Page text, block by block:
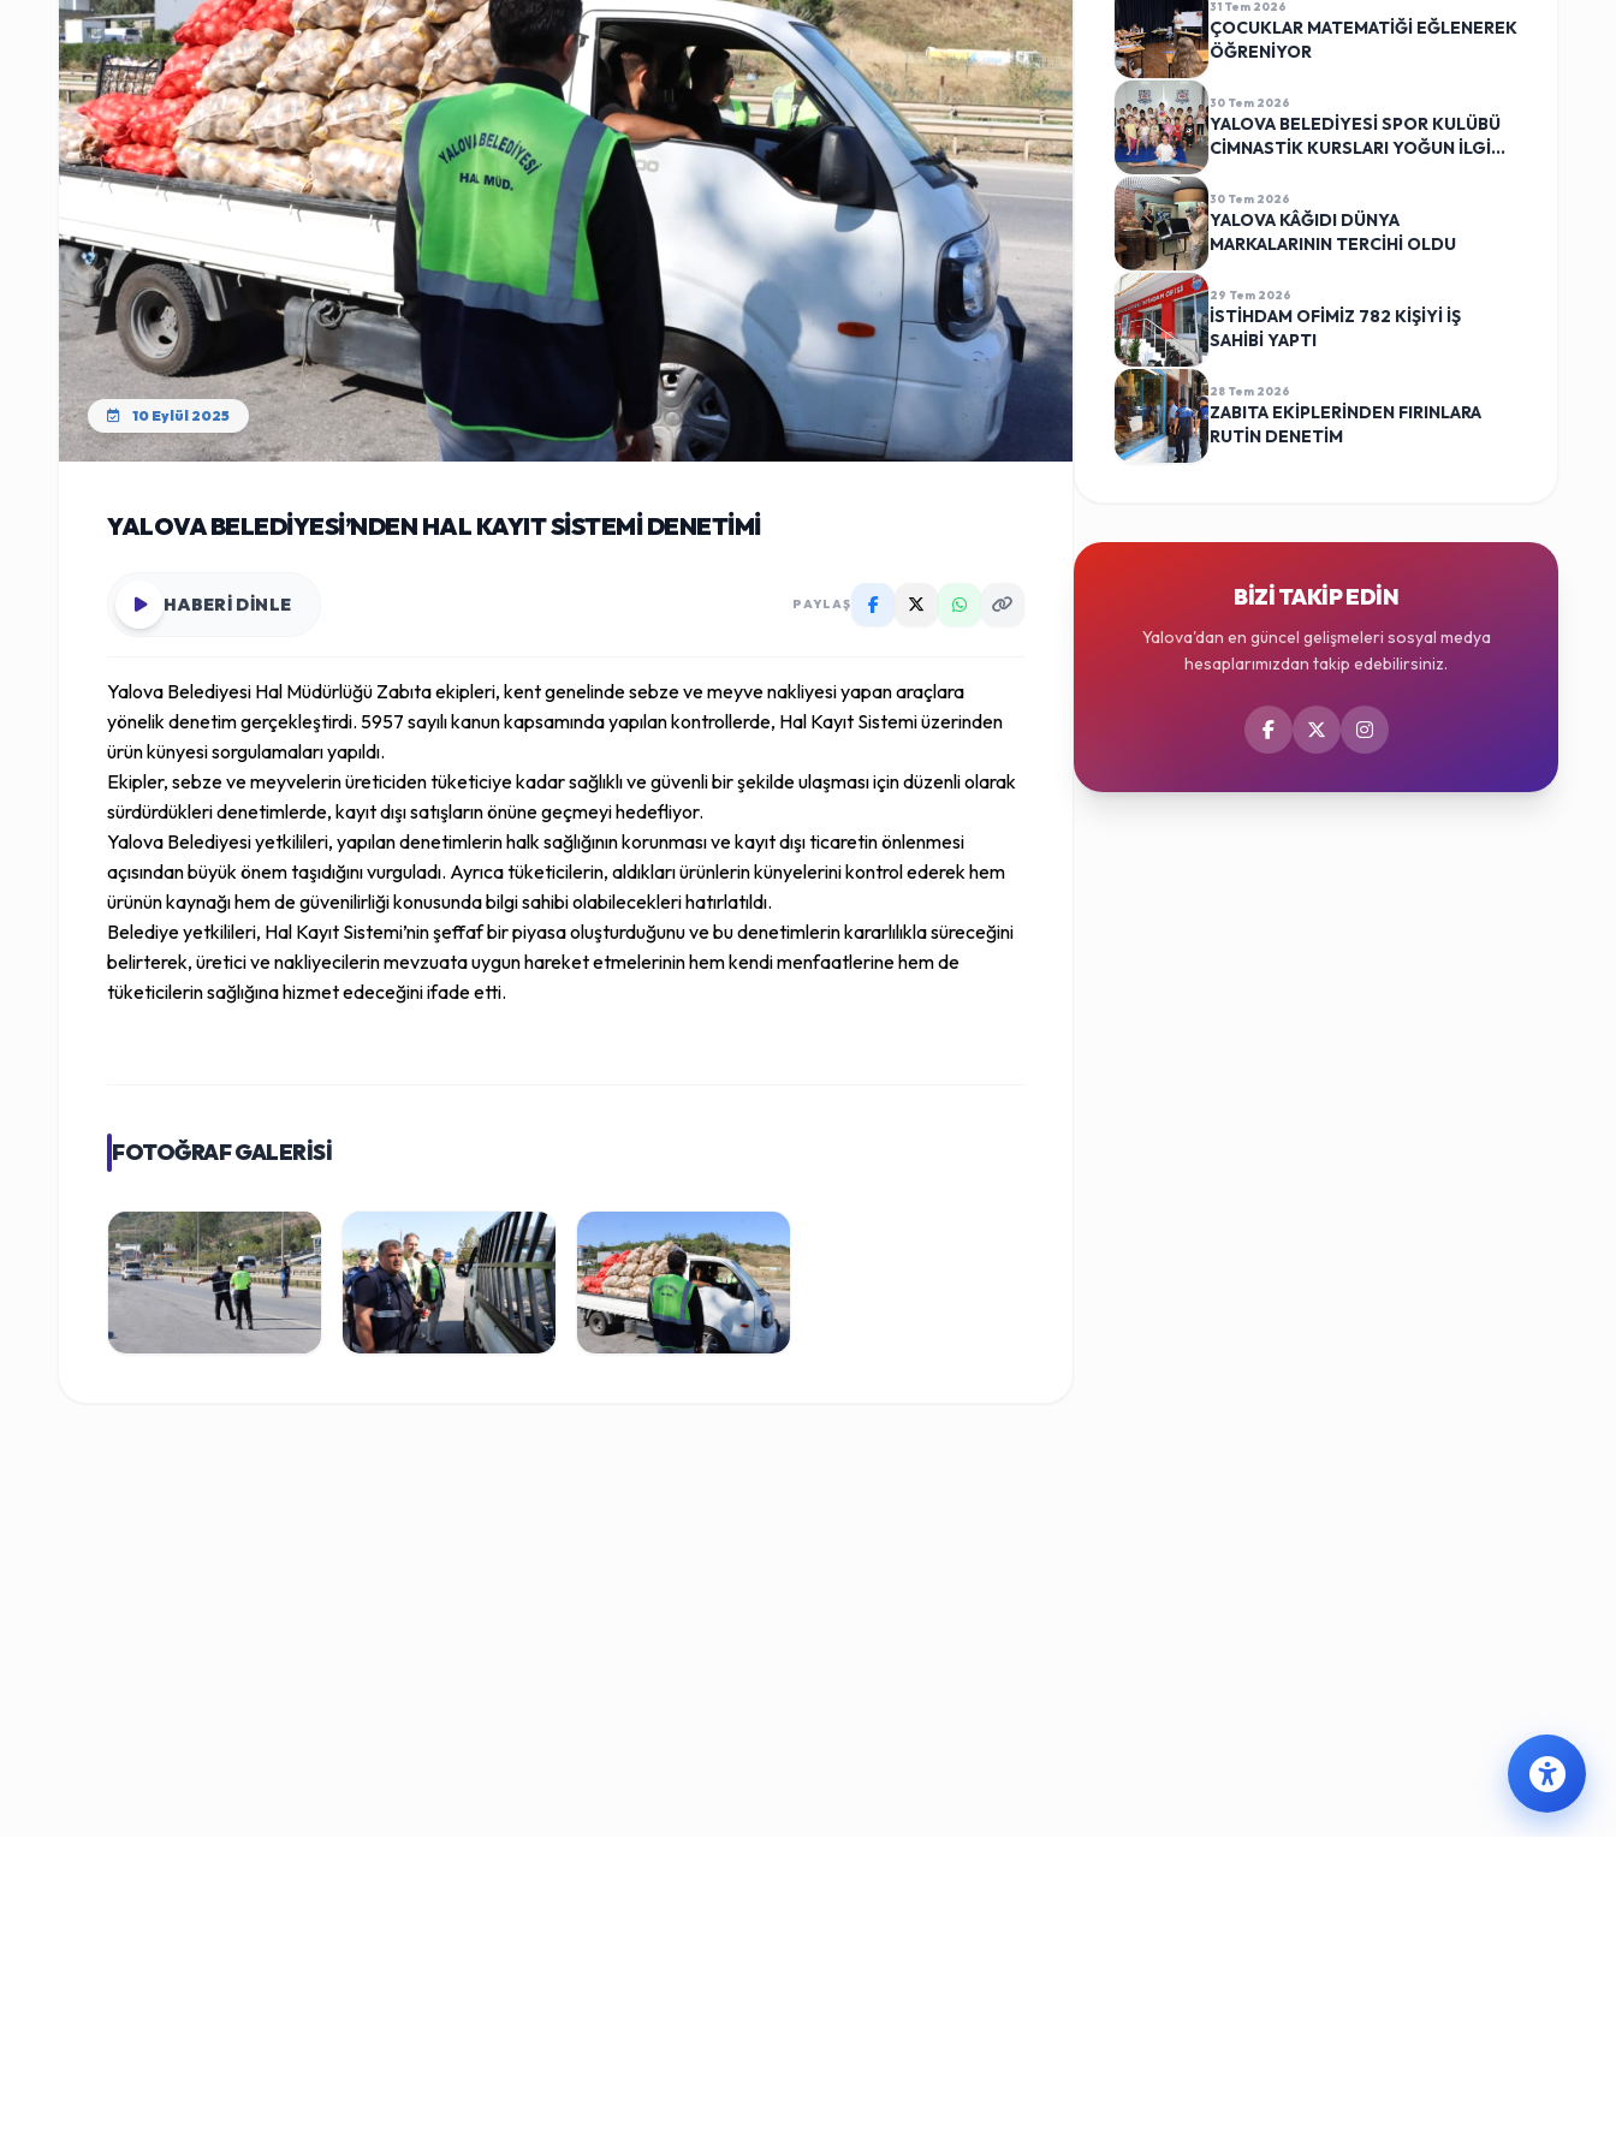
10 Eylül 2025
YALOVA BELEDİYESİ’NDEN HAL KAYIT SİSTEMİ DENETİMİ
HABERİ DİNLE PAYLAŞ
Yalova Belediyesi Hal Müdürlüğü Zabıta ekipleri, kent genelinde sebze ve meyve nakliyesi yapan araçlara
yönelik denetim gerçekleştirdi. 5957 sayılı kanun kapsamında yapılan kontrollerde, Hal Kayıt Sistemi üzerinden
ürün künyesi sorgulamaları yapıldı.
Ekipler, sebze ve meyvelerin üreticiden tüketiciye kadar sağlıklı ve güvenli bir şekilde ulaşması için düzenli olarak
sürdürdükleri denetimlerde, kayıt dışı satışların önüne geçmeyi hedefliyor.
Yalova Belediyesi yetkilileri, yapılan denetimlerin halk sağlığının korunması ve kayıt dışı ticaretin önlenmesi
açısından büyük önem taşıdığını vurguladı. Ayrıca tüketicilerin, aldıkları ürünlerin künyelerini kontrol ederek hem
ürünün kaynağı hem de güvenilirliği konusunda bilgi sahibi olabilecekleri hatırlatıldı.
Belediye yetkilileri, Hal Kayıt Sistemi’nin şeffaf bir piyasa oluşturduğunu ve bu denetimlerin kararlılıkla süreceğini
belirterek, üretici ve nakliyecilerin mevzuata uygun hareket etmelerinin hem kendi menfaatlerine hem de
tüketicilerin sağlığına hizmet edeceğini ifade etti.
FOTOĞRAF GALERİSİ
31 Tem 2026
ÇOCUKLAR MATEMATİĞİ EĞLENEREK
ÖĞRENİYOR
30 Tem 2026
YALOVA BELEDİYESİ SPOR KULÜBÜ
CİMNASTİK KURSLARI YOĞUN İLGİ
30 Tem 2026
YALOVA KÂĞIDI DÜNYA
MARKALARININ TERCİHİ OLDU
29 Tem 2026
İSTİHDAM OFİMİZ 782 KİŞİYİ İŞ
SAHİBİ YAPTI
28 Tem 2026
ZABITA EKİPLERİNDEN FIRINLARA
RUTİN DENETİM
BIZI TAKIP EDIN
Yalova'dan en güncel gelişmeleri sosyal medya
hesaplarımızdan takip edebilirsiniz.